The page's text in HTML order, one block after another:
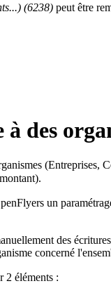
(6238) peut être
des
(Entreprises,
un
des
concerné
2 éléments :